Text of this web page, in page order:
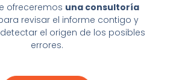
ofreceremos una consultoría
revisar el informe contigo y
el origen de los posibles
errores.